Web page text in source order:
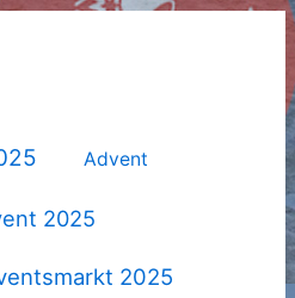
Advent
2025
2025